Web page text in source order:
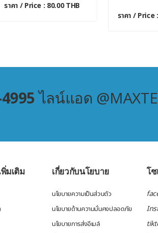
ราคา / Price : 80.00 THB
ราคา / Price
4995ไลน์แอด
พิ่มเติม เกี่ยวกับนโยบาย
นโยบายความเป็นส่วนตัว
นโยบายด้านความมั่นคงปลอดภัย
นโยบายการส่งอีเมล์
โซ